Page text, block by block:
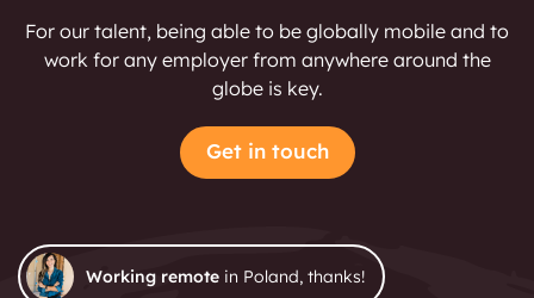
For our talent, being able to be globally mobile and to
work for any employer from anywhere around the
globe is key.
Get in touch
Working remote in Poland, thanks!